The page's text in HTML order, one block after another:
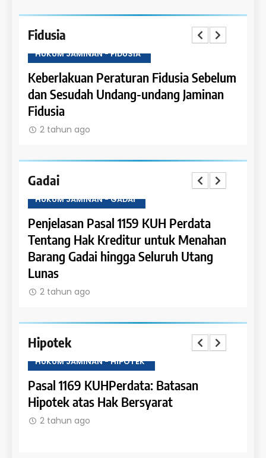
Fidusia
HUKUM JAMINAN - FIDUSIA
Keberlakuan Peraturan Fidusia Sebelum
dan Sesudah Undang-undang Jaminan
Fidusia
2 tahun ago
Gadai
HUKUM JAMINAN - GADAI
Penjelasan Pasal 1159 KUH Perdata
Tentang Hak Kreditur untuk Menahan
Barang Gadai hingga Seluruh Utang
Lunas
2 tahun ago
Hipotek
HUKUM JAMINAN - HIPOTEK
Pasal 1169 KUHPerdata: Batasan
Hipotek atas Hak Bersyarat
2 tahun ago